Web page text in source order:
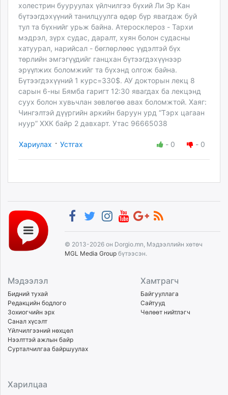
холестрин бууруулах үйлчилгээ бүхий Ли Эр Кан
бүтээгдэхүүний танилцуулга өдөр бүр явагдаж буй
тул та бүхнийг урьж байна. Атеросклероз - Тархи
мэдрэл, зүрх судас, даралт, хуян болон судасны
хатуурал, нарийсал - бөглөрлөөс үүдэлтэй бүх
төрлийн эмгэгүүдийг ганцхан бүтээгдэхүүнээр
эрүүлжих боломжийг та бүхэнд олгож байна.
Бүтээгдэхүүний 1 курс=330$. АУ докторын лекц 8
сарын 6-ны Бямба гаригт 12:30 явагдах ба лекцэнд
суух болон хувьчлан зөвлөгөө авах боломжтой. Хаяг:
Чингэлтэй дүүргийн аркийн баруун урд “Тэрх цагаан
нуур” ХХК байр 2 давхарт. Утас 96665038
Хариулах · Устгах - 0 - 0
© 2013-2026 он Dorgio.mn, Мэдээллийн хөтөч
MGL Media Group бүтээсэн.
Мэдээлэл
Бидний тухай
Редакцийн бодлого
Зохиогчийн эрх
Санал хүсэлт
Үйлчилгээний нөхцөл
Нээлттэй ажлын байр
Сурталчилгаа байршуулах
Хамтрагч
Байгууллага
Сайтууд
Чөлөөт нийтлэгч
Харилцаа